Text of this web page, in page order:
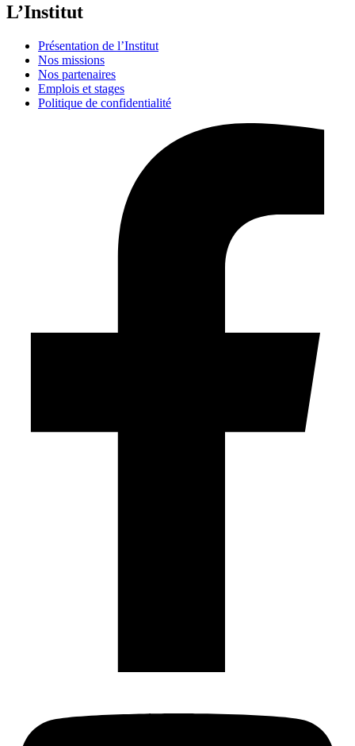
L’Institut
Présentation de l’Institut
Nos missions
Nos partenaires
Emplois et stages
Politique de confidentialité